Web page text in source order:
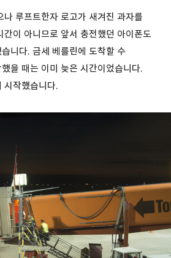
나 루프트한자 로고가 새겨진 과자를
간이 아니므로 앞서 충전했던 아이폰도
니다. 금세 베를린에 도착할 수
을 때는 이미 늦은 시간이었습니다.
시작했습니다.